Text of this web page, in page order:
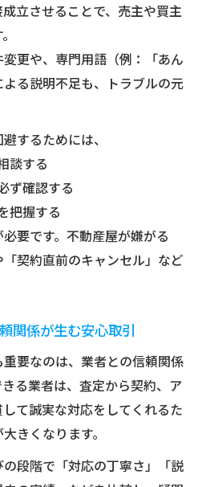
立させることで、売主や買主
更や、専門用語（例：「あん
る説明不足も、トラブルの元
するためには、
談する
ず確認する
把握する
要です。不動産屋が嫌がる
「契約直前のキャンセル」など
関係が生む安心取引
要なのは、業者との信頼関係
る業者は、査定から契約、ア
て誠実な対応をしてくれるた
きくなります。
段階で「対応の丁寧さ」「説